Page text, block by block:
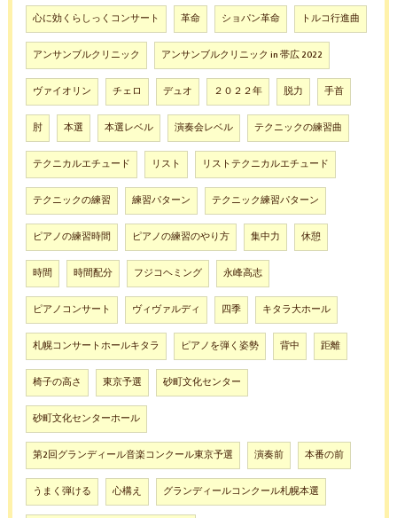
心に効くらしっくコンサート 革命 ショパン革命 トルコ行進曲
アンサンブルクリニック アンサンブルクリニック in 帯広 2022
ヴァイオリン チェロ デュオ ２０２２年 脱力 手首
肘 本選 本選レベル 演奏会レベル テクニックの練習曲
テクニカルエチュード リスト リストテクニカルエチュード
テクニックの練習 練習パターン テクニック練習パターン
ピアノの練習時間 ピアノの練習のやり方 集中力 休憩
時間 時間配分 フジコヘミング 永峰高志
ピアノコンサート ヴィヴァルディ 四季 キタラ大ホール
札幌コンサートホールキタラ ピアノを弾く姿勢 背中 距離
椅子の高さ 東京予選 砂町文化センター
砂町文化センターホール
第2回グランディール音楽コンクール東京予選 演奏前 本番の前
うまく弾ける 心構え グランディールコンクール札幌本選